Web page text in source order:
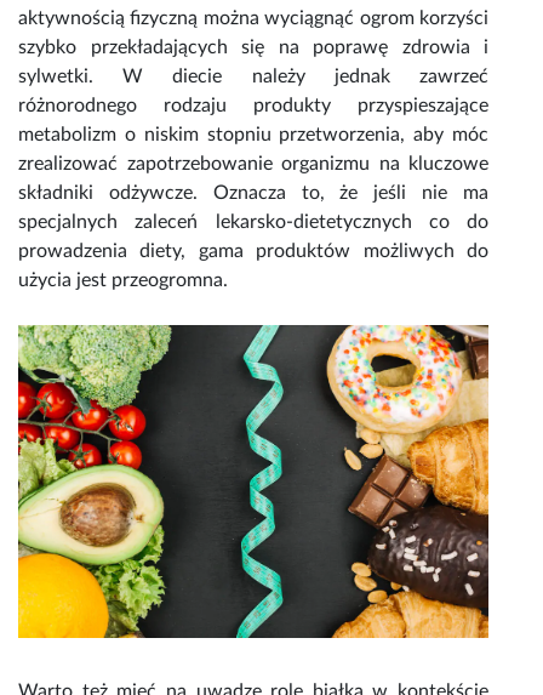
aktywnością fizyczną można wyciągnąć ogrom korzyści
szybko przekładających się na poprawę zdrowia i
sylwetki. W diecie należy jednak zawrzeć
różnorodnego rodzaju produkty przyspieszające
metabolizm o niskim stopniu przetworzenia, aby móc
zrealizować zapotrzebowanie organizmu na kluczowe
składniki odżywcze. Oznacza to, że jeśli nie ma
specjalnych zaleceń lekarsko-dietetycznych co do
prowadzenia diety, gama produktów możliwych do
użycia jest przeogromna.